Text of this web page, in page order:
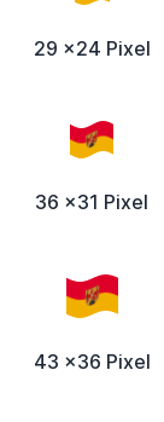
29 x24 Pixel
36 x31 Pixel
43 x36 Pixel